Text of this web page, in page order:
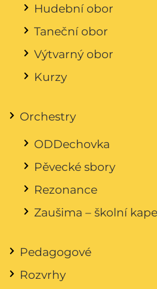
Hudební obor
Taneční obor
Výtvarný obor
Kurzy
Orchestry
ODDechovka
Pěvecké sbory
Rezonance
Zaušima – školní
Pedagogové
Rozvrhy